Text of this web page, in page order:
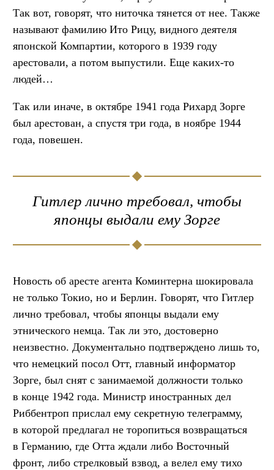
Так вот, говорят, что ниточка тянется от нее. Также
называют фамилию Ито Рицу, видного деятеля
японской Компартии, которого в 1939 году
арестовали, а потом выпустили. Еще каких-то
людей…
Так или иначе, в октябре 1941 года Рихард Зорге
был арестован, а спустя три года, в ноябре 1944
года, повешен.
Гитлер лично требовал, чтобы
японцы выдали ему Зорге
Новость об аресте агента Коминтерна шокировала
не только Токио, но и Берлин. Говорят, что Гитлер
лично требовал, чтобы японцы выдали ему
этнического немца. Так ли это, достоверно
неизвестно. Документально подтверждено лишь то,
что немецкий посол Отт, главный информатор
Зорге, был снят с занимаемой должности только
в конце 1942 года. Министр иностранных дел
Риббентроп прислал ему секретную телеграмму,
в которой предлагал не торопиться возвращаться
в Германию, где Отта ждали либо Восточный
фронт, либо стрелковый взвод, а велел ему тихо